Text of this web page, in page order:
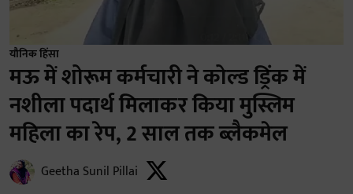
यौनिक हिंसा
मऊ में शोरूम कर्मचारी ने कोल्ड ड्रिंक में
नशीला पदार्थ मिलाकर किया मुस्लिम
महिला का रेप, 2 साल तक ब्लैकमेल
Geetha Sunil Pillai